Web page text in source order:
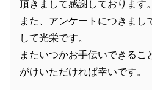
頂きまして感謝しております。
また、アンケートにつきまし
して光栄です。
またいつかお手伝いできるこ
がけいただければ幸いです。